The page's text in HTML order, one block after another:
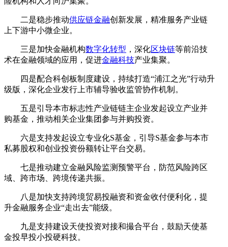
二是稳步推动供应链金融创新发展，精准服务产业链
上下游中小微企业。
三是加快金融机构数字化转型 ，深化区块链等前沿技
术在金融领域的应用，促进金融科技产业集聚。
四是配合科创板制度建设，持续打造“浦江之光”行动升
级版，深化企业发行上市辅导验收监管协作机制。
五是引导本市标志性产业链链主企业发起设立产业并
购基金，推动相关企业集团参与并购投资。
六是支持发起设立专业化S基金，引导S基金参与本市
私募股权和创业投资份额转让平台交易。
七是推动建立金融风险监测预警平台，防范风险跨区
域、跨市场、跨境传递共振。
八是加快支持跨境贸易投融资和资金收付便利化，提
升金融服务企业“走出去”能级。
九是支持建设天使投资对接和撮合平台，鼓励天使基
金投早投小投硬科技。